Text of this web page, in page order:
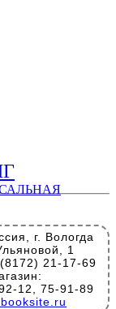
г. Вологда
1
21-17-69
12, 75-91-89